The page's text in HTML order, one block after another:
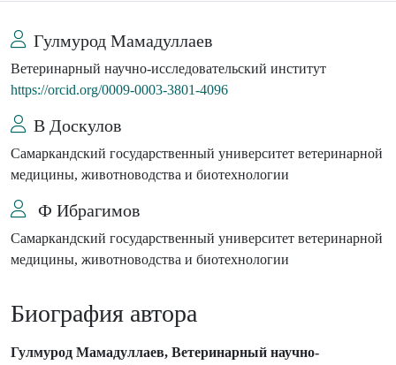
Гулмурод Мамадуллаев
Ветеринарный научно-исследовательский институт
https://orcid.org/0009-0003-3801-4096
В Доскулов
Самаркандский государственный университет ветеринарной
медицины, животноводства и биотехнологии
Ф Ибрагимов
Самаркандский государственный университет ветеринарной
медицины, животноводства и биотехнологии
Биография автора
Гулмурод Мамадуллаев, Ветеринарный научно-